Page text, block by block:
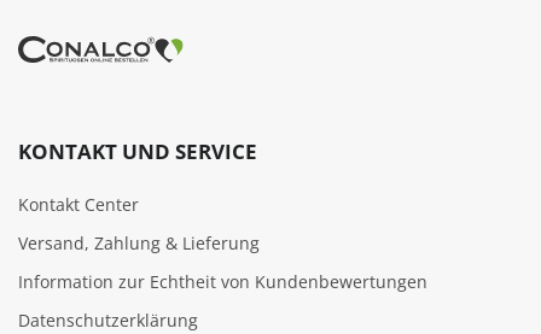
KONTAKT UND SERVICE
Kontakt Center
Versand, Zahlung & Lieferung
Information zur Echtheit von Kundenbewertungen
Datenschutzerklärung